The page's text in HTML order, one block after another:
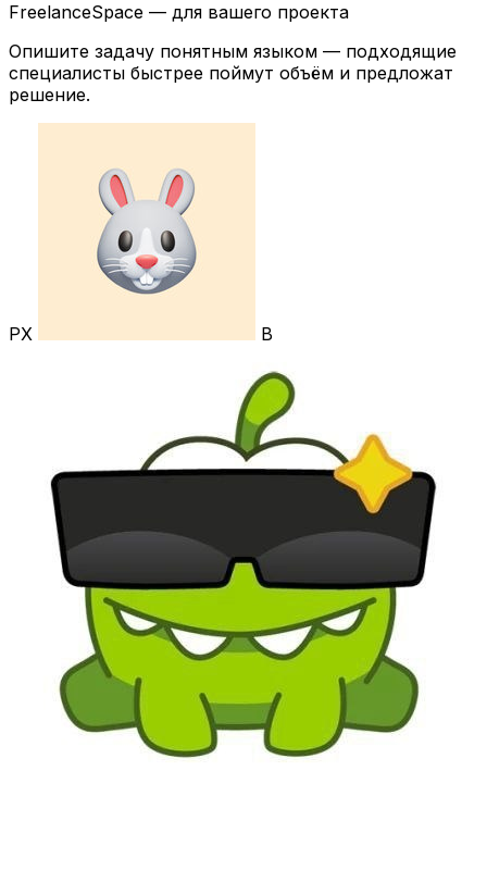
FreelanceSpace — для вашего проекта
Опишите задачу понятным языком — подходящие
специалисты быстрее поймут объём и предложат
решение.
РХ В